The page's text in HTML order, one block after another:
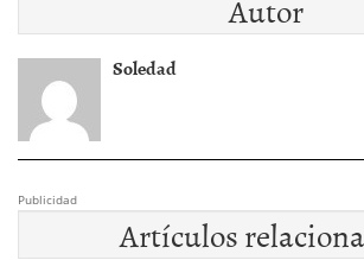
Autor
Soledad
Publicidad
Artículos